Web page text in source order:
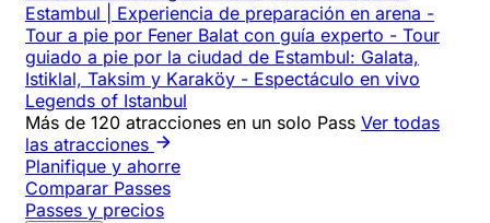
Estambul | Experiencia de preparación en arena -
Tour a pie por Fener Balat con guía experto - Tour
guiado a pie por la ciudad de Estambul: Galata,
Istiklal, Taksim y Karaköy - Espectáculo en vivo
Legends of Istanbul
Más de 120 atracciones en un solo Pass Ver todas
las atracciones
Planifique y ahorre
Comparar Passes
Passes y precios